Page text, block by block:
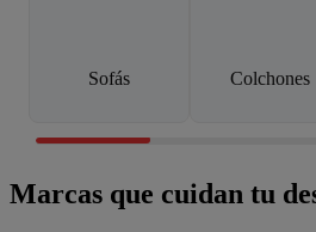
Sofás Colchones
Marcas que cuidan tu